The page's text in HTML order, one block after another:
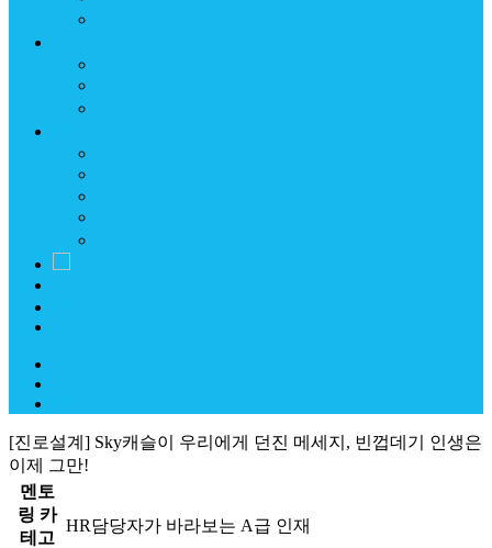
[진로설계] Sky캐슬이 우리에게 던진 메세지, 빈껍데기 인생은
이제 그만!
멘토
링 카
테고
HR담당자가 바라보는 A급 인재